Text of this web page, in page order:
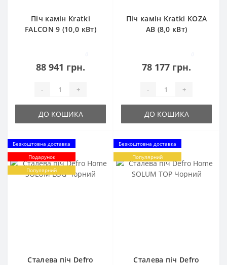
Піч камін Kratki
FALCON 9 (10,0 кВт)
88 941 грн.
- +
ДО КОШИКА
Піч камін Kratki KOZA
AB (8,0 кВт)
78 177 грн.
- +
ДО КОШИКА
Безкоштовна доставка
Подарунок
Популярний
Сталева піч Defro
Безкоштовна доставка
Популярний
Сталева піч Defro